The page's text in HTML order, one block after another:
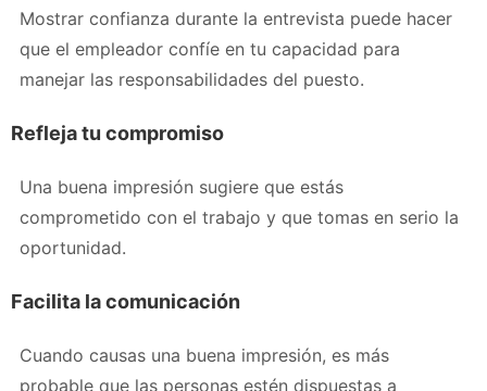
Mostrar confianza durante la entrevista puede hacer
que el empleador confíe en tu capacidad para
manejar las responsabilidades del puesto.
Refleja tu compromiso
Una buena impresión sugiere que estás
comprometido con el trabajo y que tomas en serio la
oportunidad.
Facilita la comunicación
Cuando causas una buena impresión, es más
probable que las personas estén dispuestas a